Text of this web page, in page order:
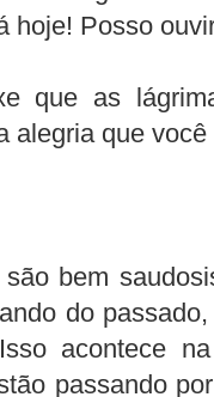
hoje! Posso
que as
alegria que
bem
do
acontece
passando